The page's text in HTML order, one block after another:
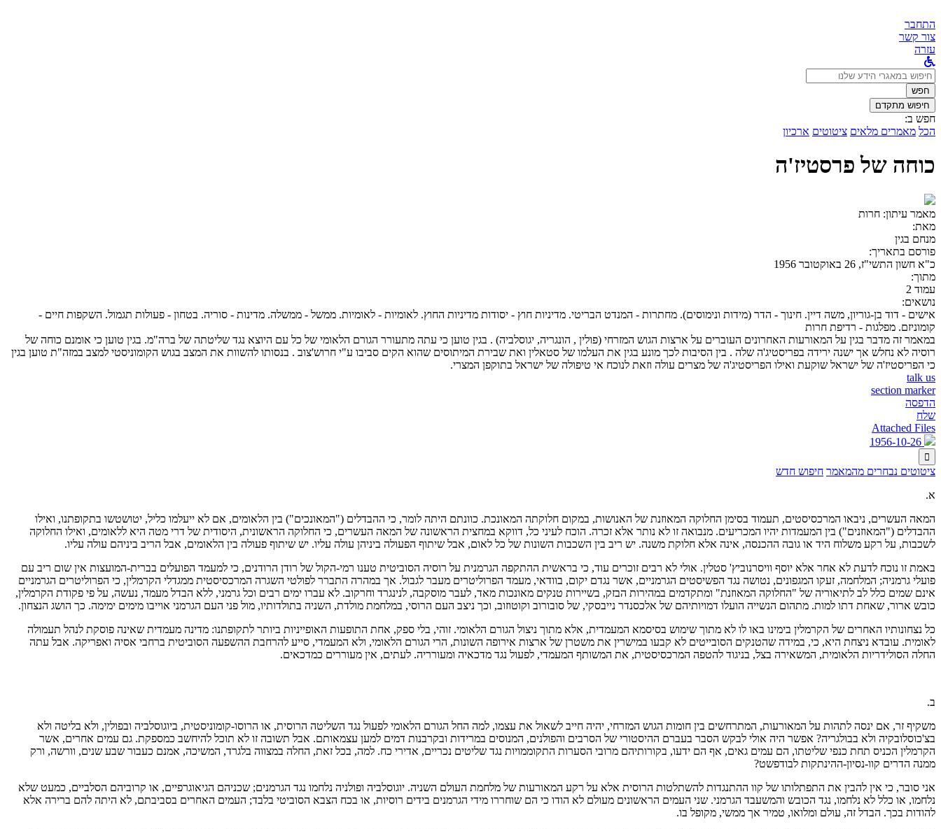
התחבר
צור קשר
עזרה
לחפש
ב:חפש
חיפוש מתקדם
חפש ב:
הכל מאמרים מלאים ציטוטים ארכיון
כוחה של פרסטיז'ה
מאמר עיתון: חרות
מאת:
מנחם בגין
פורסם בתאריך:
כ"א חשון התשי"ז, 26 באוקטובר 1956
מתוך:
עמוד 2
נושאים:
אישים - דוד בן-גוריון, משה דיין. חינוך - הדר (מידות ונימוסים). מחתרות - המנדט הבריטי. מדיניות חוץ - יסודות מדיניות החוץ. לאומיות - לאומיות. ממשל - ממשלה. מדינות - סוריה. בטחון - פעולות תגמול. השקפות חיים -
קומוניזם. מפלגות - רדיפת חרות
במאמר זה מדבר בגין על המאורעות האחרונים העוברים על ארצות הגוש המזרחי (פולין , הונגריה, יגוסלביה) . בגין טוען כי עתה מתעורר הגורם הלאומי של כל עם היוצא נגד שליטתה של ברה"מ. בגין טוען כי אומנם כוחה של
רוסיה לא נחלש אך ישנה ירידה בפריסטיג'ה שלה . בין הסיבות לכך מונע בגין את העלמו של סטאלין ואת שבירת המיתוסים שהוא הקים סביבו ע"י חרוש'צוב . בנסותו להשוות את המצב בגוש הקומוניסטי למצב במזה"ת טוען בגין
כי הפריסטיז'ה של ישראל שוקעת ואילו הפריסטיג'ה של מצרים עולה וזאת לנוכח אי טיפולה של ישראל בתוקפן המצרי.
talk us
section marker
הדפסה
שלח
Attached Files

ציטוטים נבחרים מהמאמר חיפוש חדש
א.
המאה העשרים, ניבאו המרכסיסטים, תעמוד בסימן החלוקה המאוזנת של האנושות, במקום חלוקתה המאונכת. כוונתם היתה לומר, כי ההבדלים ("המאונכים") בין הלאומים, אם לא ייעלמו כליל, יטושטשו בתקופתנו, ואילו
ההבדלים ("המאוזנים") בין המעמדות יהיו המכריעים. מנבואה זו לא נותר אלא זכרה. הוכח לעיני כל, דווקא במחצית הראשונה של המאה העשרים, כי החלוקה הראשונית, היסודית של דרי מטה היא ללאומים, ואילו החלוקה
לשכבות, על רקע משלוח היד או גובה ההכנסה, אינה אלא חלוקת משנה. יש ריב בין השכבות השונות של כל לאום, אבל שיתוף הפעולה ביניהן עולה עליו. יש שיתוף פעולה בין הלאומים, אבל הריב ביניהם עולה עליו.
באמת זו נוכח לדעת לא אחר אלא יוסף וויסרנוביץ' סטלין. אולי לא רבים זוכרים עוד, כי בראשית ההתקפה הגרמנית על רוסיה הסוביטית טענו רמי-הקול של רודן הרודנים, כי למעמד הפועלים בברית-המועצות אין שום ריב עם
פועלי גרמניה; המלחמה, זעקו המגפונים, נטושה נגד הפשיסטים הגרמניים, אשר נגדם יקום, בוודאי, מעמד הפרוליטרים מעבר לגבול. אך במהרה התברר לפולטי השגרה המרכסיסטית ממגדלי הקרמלין, כי הפרוליטרים הגרמניים
אינם שמים כלל לב לתיאוריה של "החלוקה המאוזנת" ומתקדמים במהירות הבזק, בשיירות טנקים מאונכות מאד, לעבר מוסקבה, לנינגרד וחרקוב. לא עברו ימים רבים וכל גרמני, ללא הבדל מעמד, נעשה, על פי פקודת הקרמלין,
כובש ארור, שאחת דתו למות. מתהום הנשייה הועלו דמויותיהם של אלכסנדר נייבסקי, של סובורוב וקוטוזוב, וכך ניצב העם הרוסי, במלחמת מולדת, השניה בתולדותיו, מול פני העם הגרמני אוייבו מימים ימימה. כך הושג הנצחון.
כל נצחונותיו האחרים של הקרמלין בימינו באו לו לא מתוך שימוש בסיסמא המעמדית, אלא מתוך ניצול הגורם הלאומי. זוהי, בלי ספק, אחת התופעות האופייניות ביותר לתקופתנו: מדינה מעמדית שאינה פוסקת לנהל תעמולה
לאומית. עובדא ניצחת היא, כי, במידה שהטנקים הסובייטים לא קבעו במישרין את משטרן של ארצות אירופה השונות, הרי הגורם הלאומי, ולא המעמדי, סייע להרחבת ההשפעה הסוביטית ברחבי אסיה ואפריקה. אבל עתה
החלה הסולידריות הלאומית, המשאירה בצל, בניגוד להטפה המרכסיסטית, את המשותף המעמדי, לפעול נגד מדכאיה ומעורריה. לעתים, אין מעוררים כמדכאים.
ב.
משקיף זר, אם ינסה לתהות על המאורעות, המתרחשים בין חומות הגוש המזרחי, יהיה חייב לשאול את עצמו, למה החל הגורם הלאומי לפעול נגד השליטה הרוסית, או הרוסו-קומוניסטית, ביוגוסלביה ובפולין, ולא בליטה ולא
בצ'כוסלובקיה ולא בבולגריה? אפשר היה אולי לבקש הסבר בעברם ההיסטורי של הסרבים והפולנים, המנוסים במרידות ובקרבנות דמים למען עצמאותם. אבל תשובה זו לא תוכל להיחשב כמספקת. גם עמים אחרים, אשר
הקרמלין הכניס תחת כנפי שליטתו, הם עמים גאים, אף הם ידעו, בקורותיהם מרובי הסערות התקוממויות נגד שליטים נכריים, אדירי כח. למה, בכל זאת, החלה במצווה בלגרד, המשיכה, אמנם כעבור שבע שנים, וורשה, ורק
ממנה הדרים קוו-נסיון-ההינתקות לבודפשט?
אני סובר, כי אין להבין את התפתלותו של קוו ההתנגדות להשתלטות הרוסית אלא על רקע המאורעות של מלחמת העולם השניה. יוגוסלביה ופולניה נלחמו נגד הגרמנים; שכניהם הגיאוגרפיים, או קרוביהם הסלביים, כמעט שלא
נלחמו, או כלל לא נלחמו, נגד הכובש והמשעבד הגרמני. שני העמים הראשונים מעולם לא הודו כי הם שוחררו מידי הגרמנים בידים רוסיות, או בכח הצבא הסוביטי בלבד; העמים האחרים בסביבתם, לא היתה להם ברירה אלא
להודות בכך. הבדל זה, עולם ומלואו, טמיר אך ממשי, מקופל בו.